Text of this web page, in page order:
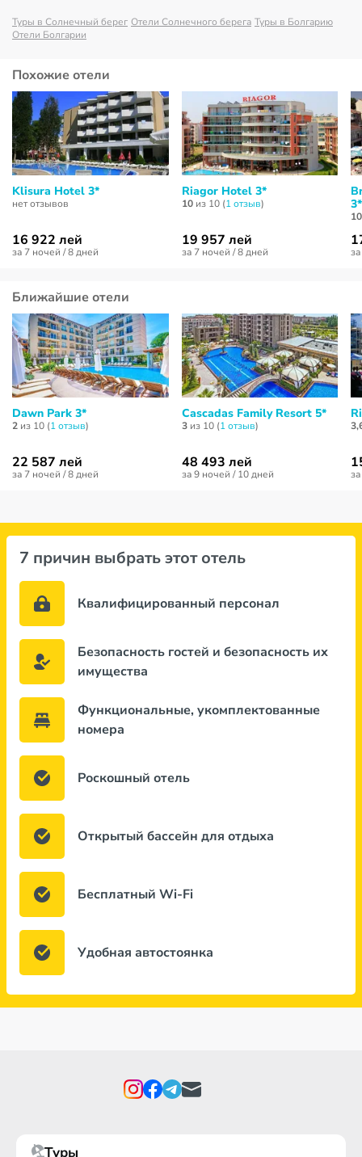
Туры в Солнечный берег Отели Солнечного берега Туры в Болгарию
Отели Болгарии
Похожие отели
Klisura Hotel 3*
нет отзывов
16 922 лей
за 7 ночей / 8 дней
Riagor Hotel 3*
10из 10 (1 отзыв)
19 957 лей
за 7 ночей / 8 дней
3*
10
Ближайшие отели
Dawn Park 3*
2 из 10 (1 отзыв)
22 587 лей
за 7 ночей / 8 дней
Cascadas Family Resort 5*
3из 10 (1 отзыв)
48 493 лей
за 9 ночей / 10 дней
7 причин выбрать этот отель
Квалифицированный персонал
Безопасность гостей и безопасность их
имущества
Функциональные, укомплектованные
номера
Роскошный отель
Открытый бассейн для отдыха
Бесплатный Wi-Fi
Удобная автостоянка
Туры